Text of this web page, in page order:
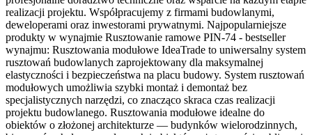
realizacji projektu. Współpracujemy z firmami budowlanymi,
deweloperami oraz inwestorami prywatnymi. Najpopularniejsze
produkty w wynajmie Rusztowanie ramowe PIN-74 - bestseller
wynajmu: Rusztowania modułowe IdeaTrade to uniwersalny system
rusztowań budowlanych zaprojektowany dla maksymalnej
elastyczności i bezpieczeństwa na placu budowy. System rusztowań
modułowych umożliwia szybki montaż i demontaż bez
specjalistycznych narzędzi, co znacząco skraca czas realizacji
projektu budowlanego. Rusztowania modułowe idealne do
obiektów o złożonej architekturze — budynków wielorodzinnych,